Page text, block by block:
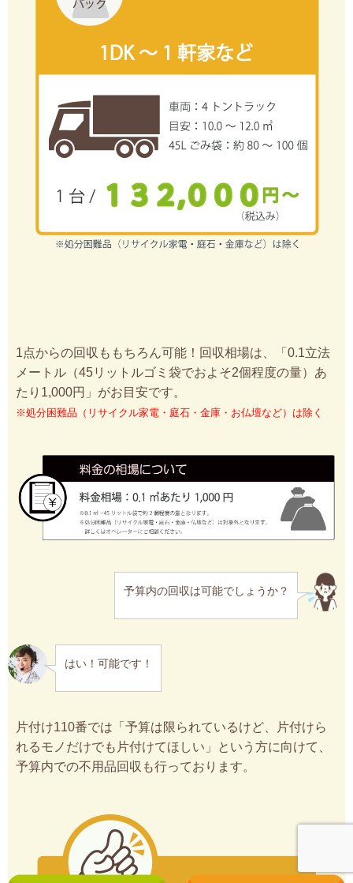
1点からの回収ももちろん可能！回収相場は、「0.1立法
メートル（45リットルゴミ袋でおよそ2個程度の量）あ
たり1,000円」がお目安です。
※処分困難品（リサイクル家電・庭石・金庫・お仏壇など）は除く
予算内の回収は可能でしょうか？
はい！可能です！
片付け110番では「予算は限られているけど、片付けら
れるモノだけでも片付けてほしい」という方に向けて、
予算内での不用品回収も行っております。